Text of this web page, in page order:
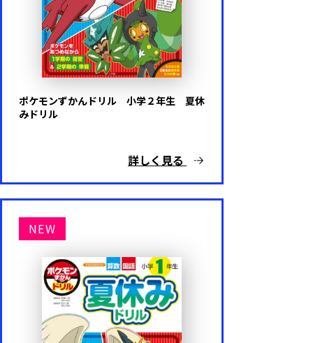
ポケモンずかんドリル 小学２年生 夏休
みドリル
詳しく見る
NEW